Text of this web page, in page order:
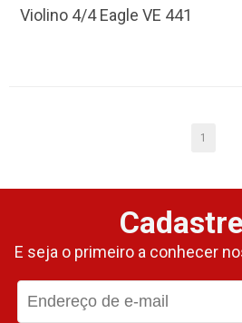
Violino 4/4 Eagle VE 441
1
E seja o primeiro a conhecer